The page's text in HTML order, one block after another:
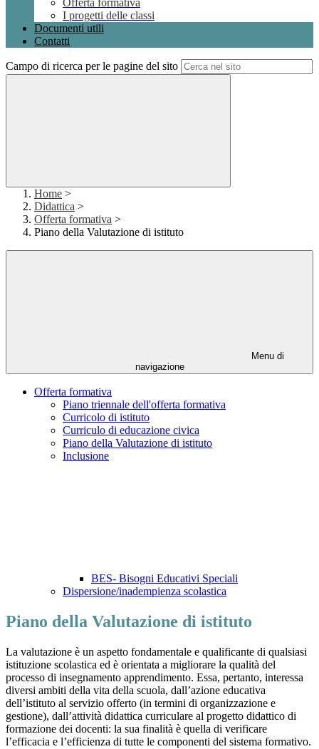
Offerta formativa
I progetti delle classi
Documenti utili
Contatti
Campo di ricerca per le pagine del sito
Home >
Didattica >
Offerta formativa >
Piano della Valutazione di istituto
Menu di
navigazione
Offerta formativa
Piano triennale dell'offerta formativa
Curricolo di istituto
Curriculo di educazione civica
Piano della Valutazione di istituto
Inclusione
BES- Bisogni Educativi Speciali
Dispersione/inadempienza scolastica
Piano della Valutazione di istituto
La valutazione è un aspetto fondamentale e qualificante di qualsiasi
istituzione scolastica ed è orientata a migliorare la qualità del
processo di insegnamento apprendimento. Essa, pertanto, interessa
diversi ambiti della vita della scuola, dall’azione educativa
dell’istituto al servizio offerto (in termini di organizzazione e
gestione), dall’attività didattica curriculare al progetto didattico di
formazione dei docenti: la sua finalità è quella di verificare
l’efficacia e l’efficienza di tutte le componenti del sistema formativo.